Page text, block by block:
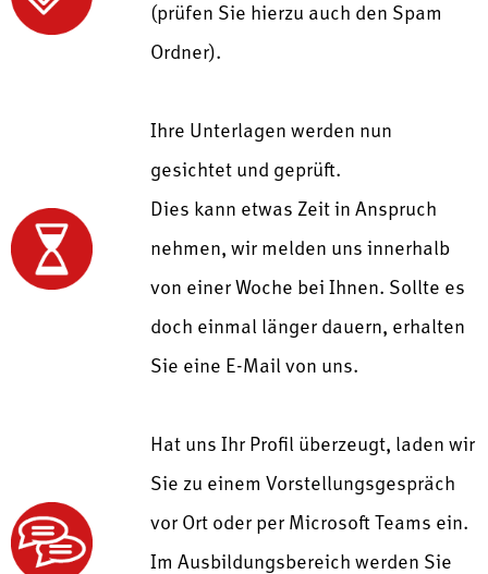
(prüfen Sie hierzu auch den Spam
Ordner).
Ihre Unterlagen werden nun
gesichtet und geprüft.
Dies kann etwas Zeit in Anspruch
nehmen, wir melden uns innerhalb
von einer Woche bei Ihnen. Sollte es
doch einmal länger dauern, erhalten
Sie eine E-Mail von uns.
Hat uns Ihr Profil überzeugt, laden wir
Sie zu einem Vorstellungsgespräch
vor Ort oder per Microsoft Teams ein.
Im Ausbildungsbereich werden Sie